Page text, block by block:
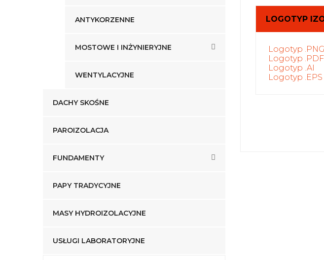
ANTYKORZENNE
MOSTOWE I INŻYNIERYJNE
WENTYLACYJNE
DACHY SKOŚNE
PAROIZOLACJA
FUNDAMENTY
PAPY TRADYCYJNE
MASY HYDROIZOLACYJNE
USŁUGI LABORATORYJNE
LOGOTYP
Logotyp .PNG
Logotyp .PDF
Logotyp .AI
Logotyp .EPS